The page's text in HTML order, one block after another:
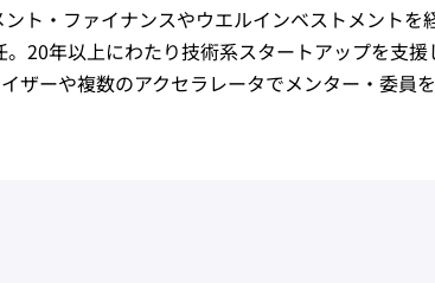
ト・ファイナンスやウエルインベストメントを
20年以上にわたり技術系スタートアップを支援
ザーや複数のアクセラレータでメンター・委員を